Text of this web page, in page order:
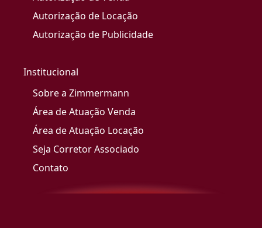
Autorização de Locação
Autorização de Publicidade
Institucional
Sobre a Zimmermann
Área de Atuação Venda
Área de Atuação Locação
Seja Corretor Associado
Contato